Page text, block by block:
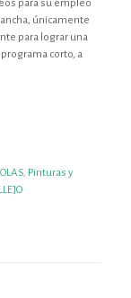
para su empleo
únicamente
para lograr una
corto, a
Pinturas y